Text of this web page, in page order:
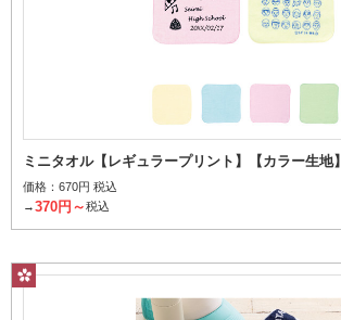
タオル全面を染めてプリント
レギュラープリント
ミニタオル【レギュラープリント】【カラー生地】
価格： 670円 税込
→370円～税込